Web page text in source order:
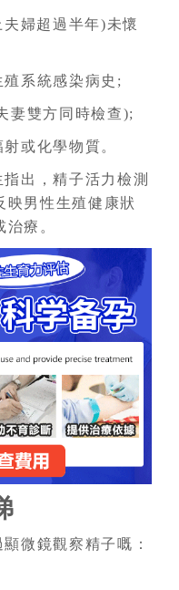
婦超過半年)未懷
殖系統感染病史;
妻雙方同時檢查);
或化學物質。
出，精子活力檢測
映男性生殖健康狀
療。
微鏡觀察精子嘅：